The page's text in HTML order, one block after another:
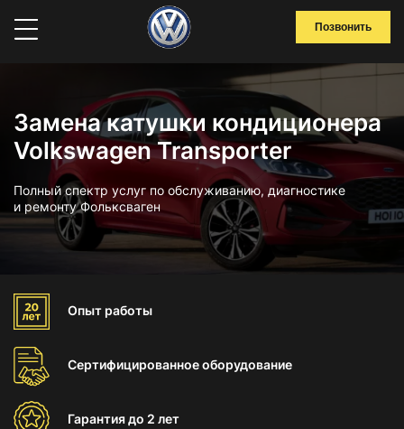
Позвонить
Замена катушки кондиционера
Volkswagen Transporter
Полный спектр услуг по обслуживанию, диагностике
и ремонту Фольксваген
Опыт работы
Сертифицированноеоборудование
Гарантиядо 2 лет